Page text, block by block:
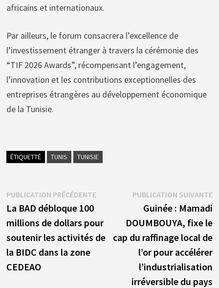
africains et internationaux.
Par ailleurs, le forum consacrera l’excellence de
l’investissement étranger à travers la cérémonie des
“TIF 2026 Awards”, récompensant l’engagement,
l’innovation et les contributions exceptionnelles des
entreprises étrangères au développement économique
de la Tunisie.
ÉTIQUETTÉ TUNIS TUNISIE
Navigation
de
l’article
PUBLICATION PRÉCÉDENTEPublication
La BAD débloque 100
millions de dollars pour
soutenir les activités de
la BIDC dans la zone
CEDEAO
PUBLICATION SUIVANTE
Guinée : Mamadi
DOUMBOUYA, fixe le
cap du raffinage local de
l’or pour accélérer
l’industrialisation
irréversible du pays